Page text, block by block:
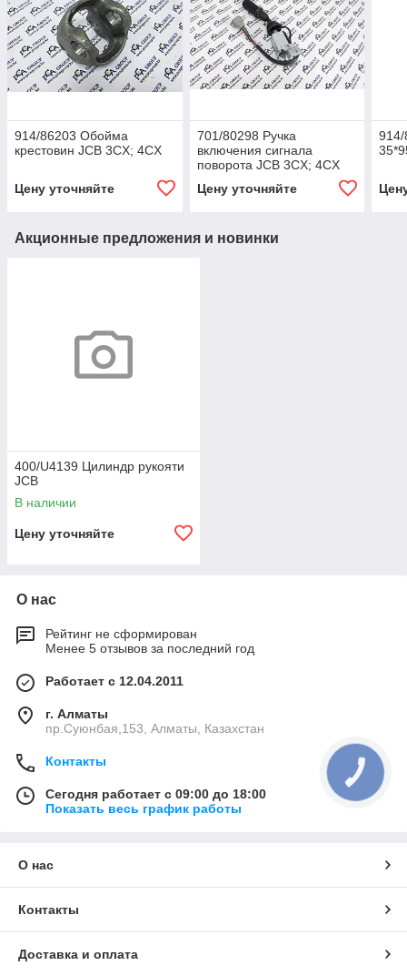
914/86203 Обойма
крестовин JCB 3CX; 4CX
Цену уточняйте
701/80298 Ручка
включения сигнала
поворота JCB 3CX; 4CX
Цену уточняйте
914/
Акционные предложения и новинки
400/U4139 Цилиндр рукояти
JCB
В наличии
Цену уточняйте
О нас
Рейтинг не сформирован
Менее 5 отзывов за последний год
Работает с 12.04.2011
г. Алматы
пр.Суюнбая,153, Алматы, Казахстан
Контакты
Сегодня работает с 09:00 до 18:00
Показать весь график работы
О нас
Контакты
Доставка и оплата
КНОПКА
СВЯЗИ